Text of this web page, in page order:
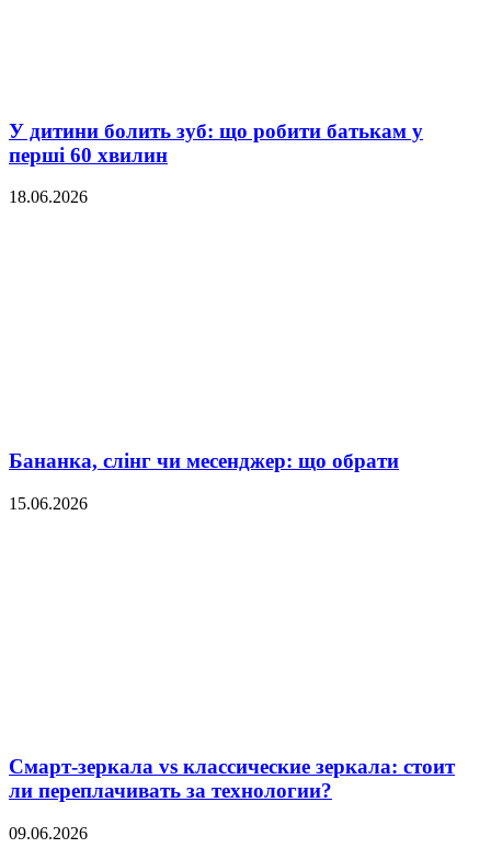
У дитини болить зуб: що робити батькам у
перші 60 хвилин
18.06.2026
Бананка, слінг чи месенджер: що обрати
15.06.2026
Смарт-зеркала vs классические зеркала: стоит
ли переплачивать за технологии?
09.06.2026